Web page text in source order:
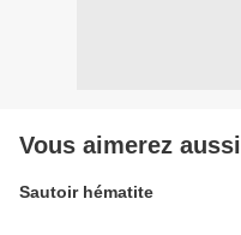
Vous aimerez aussi
Sautoir hématite